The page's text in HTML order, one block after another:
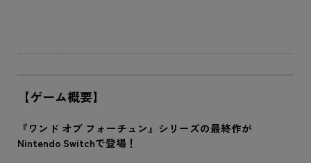
【ゲーム概要】
『ワンド オブ フォーチュン』シリーズの最終作が
Nintendo Switchで登場！